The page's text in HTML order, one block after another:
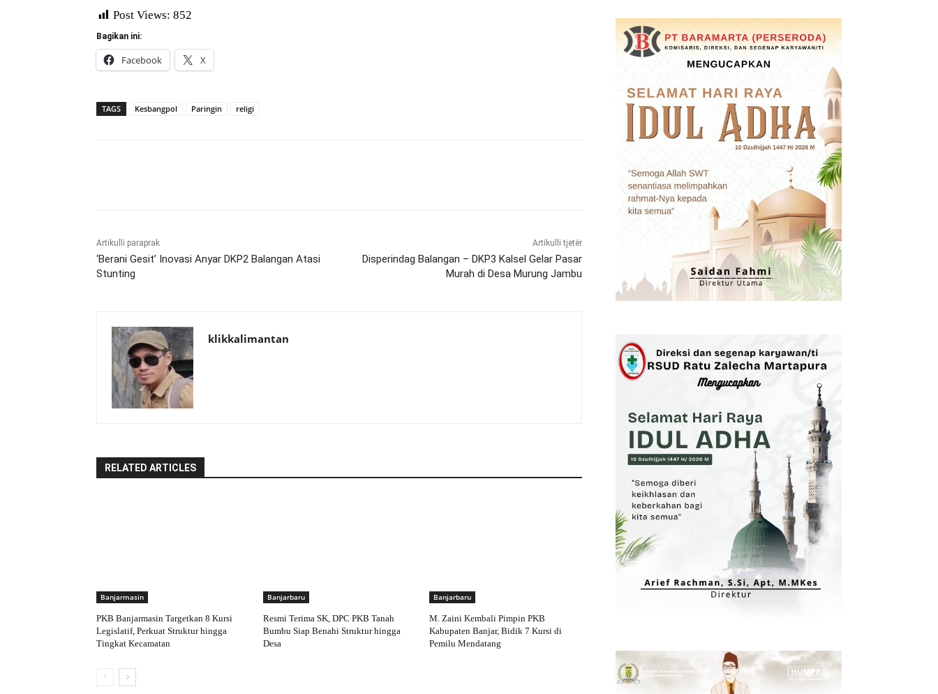
Post Views: 852
Bagikan ini:
Facebook X
TAGS Kesbangpol Paringin religi
Artikulli paraprak
‘Berani Gesit’ Inovasi Anyar DKP2 Balangan Atasi
Stunting
Artikulli tjetër
Disperindag Balangan – DKP3 Kalsel Gelar Pasar
Murah di Desa Murung Jambu
klikkalimantan
RELATED ARTICLES
Banjarmasin
PKB Banjarmasin Targetkan 8 Kursi
Legislatif, Perkuat Struktur hingga
Tingkat Kecamatan
Banjarbaru
Resmi Terima SK, DPC PKB Tanah
Bumbu Siap Benahi Struktur hingga
Desa
Banjarbaru
M. Zaini Kembali Pimpin PKB
Kabupaten Banjar, Bidik 7 Kursi di
Pemilu Mendatang